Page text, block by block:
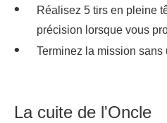
Réalisez 5 tirs en pleine
précision lorsque vous
Terminez la mission
La cuite de l'Oncle